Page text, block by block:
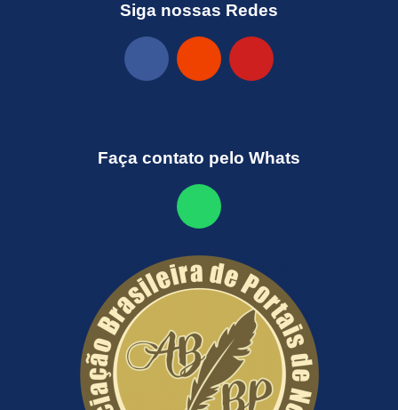
Siga nossas Redes
Faça contato pelo Whats